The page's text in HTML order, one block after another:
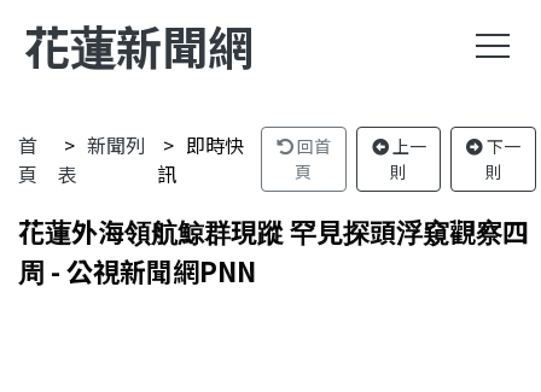
花蓮新聞網
首
頁
新聞列
表
即時快
訊
回首
頁
上一
則
下一
則
花蓮外海領航鯨群現蹤 罕見探頭浮窺觀察四
周 - 公視新聞網PNN